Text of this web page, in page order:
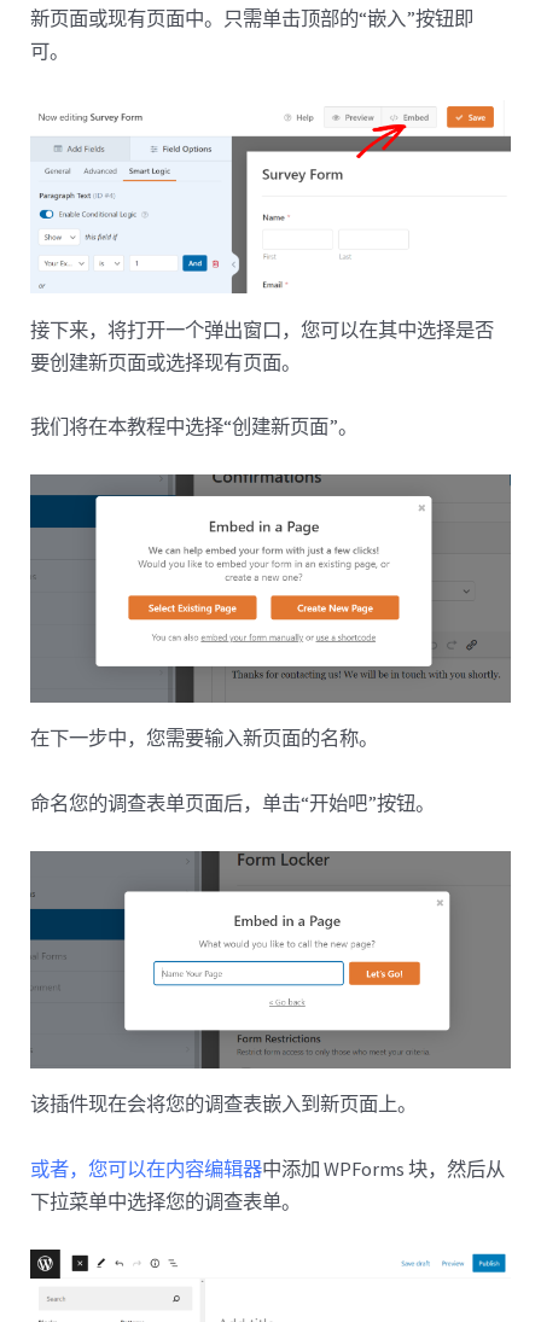
新页面或现有页面中。只需单击顶部的“嵌入”按钮即
可。
接下来，将打开一个弹出窗口，您可以在其中选择是否
要创建新页面或选择现有页面。
我们将在本教程中选择“创建新页面”。
在下一步中，您需要输入新页面的名称。
命名您的调查表单页面后，单击“开始吧”按钮。
该插件现在会将您的调查表嵌入到新页面上。
或者，您可以在内容编辑器中添加 WPForms 块，然后从
下拉菜单中选择您的调查表单。